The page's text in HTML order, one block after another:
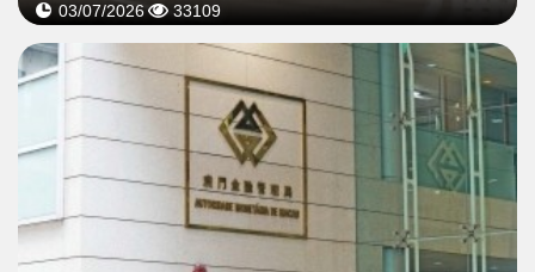
03/07/2026 33109